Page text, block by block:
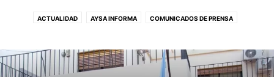
ACTUALIDAD AYSA INFORMA COMUNICADOS DE PRENSA
DESCATADAS GREMIALES JUDICIALES MUNICIPIOS NUEVO
OPINION POLICIALES POLÍTICA SIN CATEGORÍA